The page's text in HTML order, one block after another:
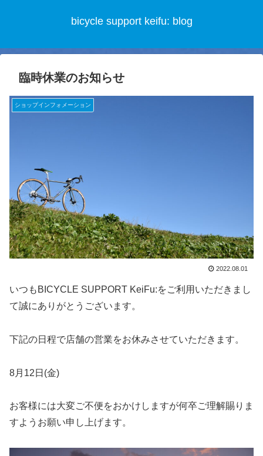
bicycle support keifu: blog
臨時休業のお知らせ
ショップインフォメーション
2022.08.01
いつもBICYCLE SUPPORT KeiFu:をご利用いただきまし
て誠にありがとうございます。
下記の日程で店舗の営業をお休みさせていただきます。
8月12日(金)
お客様には大変ご不便をおかけしますが何卒ご理解賜りま
すようお願い申し上げます。